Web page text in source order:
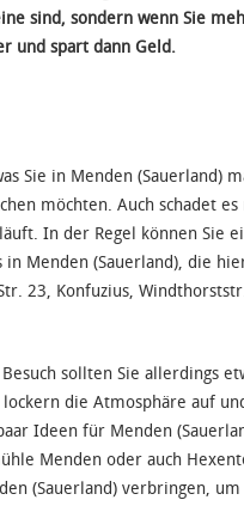
sind, sondern wenn Sie
und spart dann Geld.
Sie in Menden (Sauerland)
möchten. Auch schadet
In der Regel können Sie
Menden (Sauerland), die
23, Konfuzius,
sollten Sie allerdings
die Atmosphäre auf
Ideen für Menden
Menden oder auch
(Sauerland) verbringen,